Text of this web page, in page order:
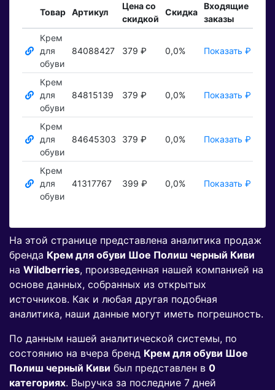
Товар Артикул
Цена со
скидкой
Скидка
Входящие
заказы
Крем
для
обуви
84088427 379 ₽ 0,0% Показать ₽
Крем
для
обуви
84815139 379 ₽ 0,0% Показать ₽
Крем
для
обуви
84645303 379 ₽ 0,0% Показать ₽
Крем
для
обуви
41317767 399 ₽ 0,0% Показать ₽
На этой странице представлена аналитика продаж
бренда Крем для обуви Шое Полиш черный Киви
на Wildberries, произведенная нашей компанией на
основе данных, собранных из открытых
источников. Как и любая другая подобная
аналитика, наши данные могут иметь погрешность.
По данным нашей аналитической системы, по
состоянию на вчера бренд Крем для обуви Шое
Полиш черный Киви был представлен в 0
категориях. Выручка за последние 7 дней